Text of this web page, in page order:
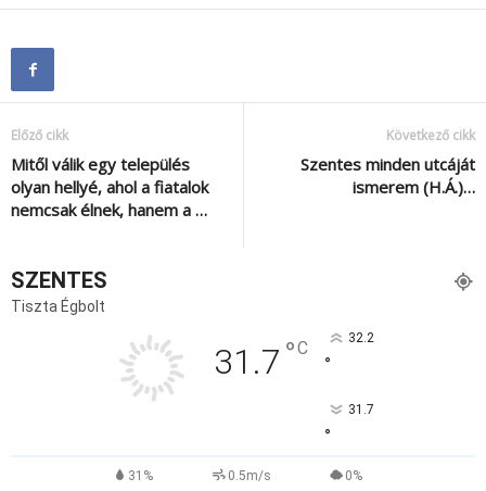
Előző cikk
Mitől válik egy település
olyan hellyé, ahol a fiatalok
nemcsak élnek, hanem a …
Következő cikk
Szentes minden utcáját
ismerem (H.Á.)…
SZENTES
Tiszta Égbolt
31.7 °C 32.2
°
31.7
°
31% 0.5m/s 0%